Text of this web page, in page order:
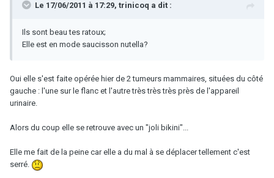
Le 17/06/2011 à 17:29, trinicoq a dit :
Ils sont beau tes ratoux;
Elle est en mode saucisson nutella?
Oui elle s'est faite opérée hier de 2 tumeurs mammaires, situées du côté
gauche : l'une sur le flanc et l'autre très très très près de l'appareil
urinaire.
Alors du coup elle se retrouve avec un "joli bikini"...
Elle me fait de la peine car elle a du mal à se déplacer tellement c'est
serré.